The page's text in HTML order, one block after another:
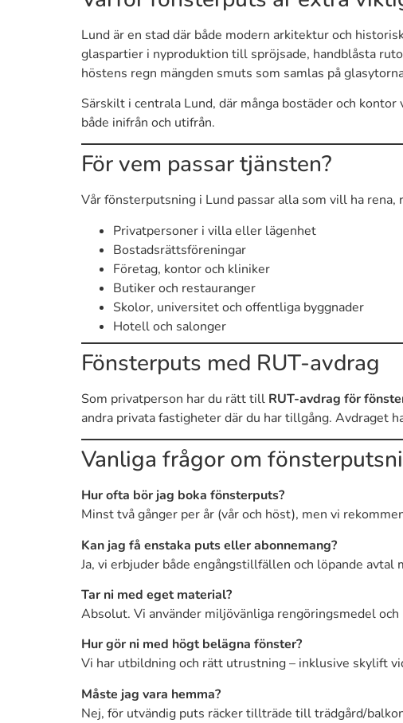
Lund är en stad där både modern arkitektur och
glaspartier i nyproduktion till spröjsade, handblåsta
höstens regn mängden smuts som samlas på
Särskilt i centrala Lund, där många bostäder och
både inifrån och utifrån.
För vem passar tjänsten?
Vår fönsterputsning i Lund passar alla som vill ha
Privatpersoner i villa eller lägenhet
Bostadsrättsföreningar
Företag, kontor och kliniker
Butiker och restauranger
Skolor, universitet och offentliga byggnader
Hotell och salonger
Fönsterputs med RUT-avdrag
Som privatperson har du rätt till RUT-avdrag för
andra privata fastigheter där du har tillgång. Avdraget
Vanliga frågor om
Hur ofta bör jag boka fönsterputs?
Minst två gånger per år (vår och höst), men vi
Kan jag få enstaka puts eller abonnemang?
Ja, vi erbjuder både engångstillfällen och löpande
Tar ni med eget material?
Absolut. Vi använder miljövänliga rengöringsmedel
Hur gör ni med högt belägna fönster?
Vi har utbildning och rätt utrustning – inklusive skylift
Måste jag vara hemma?
Nej, för utvändig puts räcker tillträde till trädgård/